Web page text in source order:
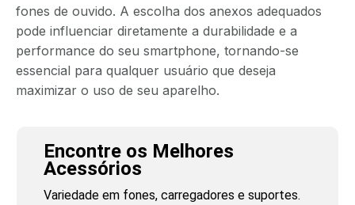
fones de ouvido. A escolha dos anexos adequados
pode influenciar diretamente a durabilidade e a
performance do seu smartphone, tornando-se
essencial para qualquer usuário que deseja
maximizar o uso de seu aparelho.
Encontre os Melhores
Acessórios
Variedade em fones, carregadores e suportes.